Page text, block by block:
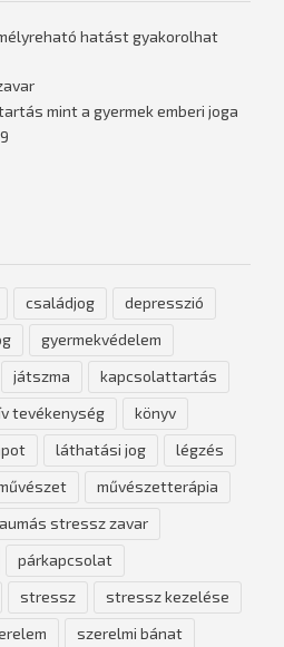
hatást gyakorolhat
mint a gyermek emberi joga
családjog
depresszió
gyermekvédelem
játszma
kapcsolattartás
tevékenység
könyv
láthatási jog
légzés
művészetterápia
stressz zavar
párkapcsolat
stressz
stressz kezelése
szerelmi bánat